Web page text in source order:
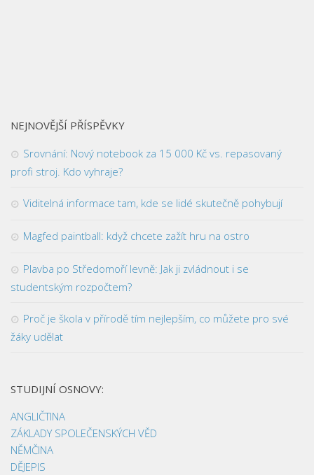
NEJNOVĚJŠÍ PŘÍSPĚVKY
Srovnání: Nový notebook za 15 000 Kč vs. repasovaný
profi stroj. Kdo vyhraje?
Viditelná informace tam, kde se lidé skutečně pohybují
Magfed paintball: když chcete zažít hru na ostro
Plavba po Středomoří levně: Jak ji zvládnout i se
studentským rozpočtem?
Proč je škola v přírodě tím nejlepším, co můžete pro své
žáky udělat
STUDIJNÍ OSNOVY:
ANGLIČTINA
ZÁKLADY SPOLEČENSKÝCH VĚD
NĚMČINA
DĚJEPIS